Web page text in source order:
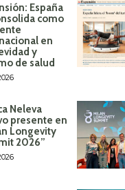
España
como
en
y
de salud
Neleva
presente en
Longevity
2026”